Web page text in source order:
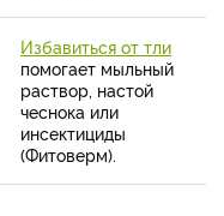
Избавиться от тли
помогает мыльный
раствор, настой
чеснока или
инсектициды
(Фитоверм).